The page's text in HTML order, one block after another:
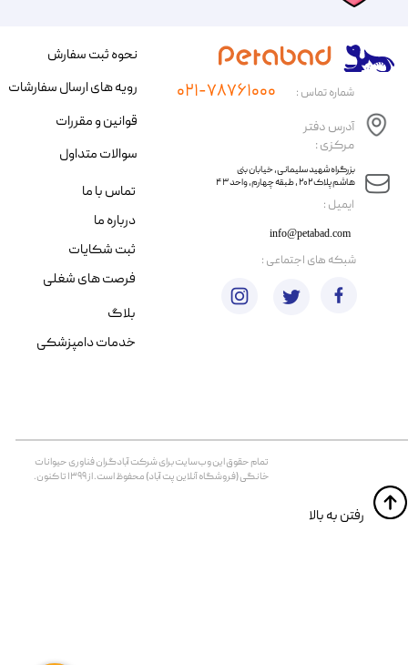
​ایمیل :
آدرس دفتر
مرکزی :
info@petabad.com
​​بزرگراه شهید سلیمانی، خیابان بنی
هاشم پلاک ۲۰۲ ، طبقه چهارم، واحد ۴۳
شماره تماس : ۰۲۱-۷۸۷۶۱۰۰۰
تمام حقوق اين وب‌سايت برای شرکت آبادگران فناوری حیوانات
خانگی (فروشگاه آنلاین پت آباد) محفوظ است. از ۱۳۹۹ تا کنون.
​​رفتن به بالا
نحوه ثبت سفارش
رویه های ارسال سفارشات
قوانین و مقررات
سوالات متداول
تماس با ما
درباره ما
ثبت شکایات
فرصت های شغلی
​شبکه های اجتماعی :
بلاگ
خدمات دامپزشکی